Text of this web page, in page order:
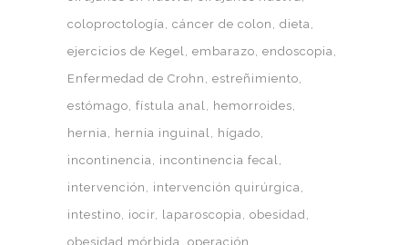
coloproctología cáncer de colon
dieta
ejercicios de Kegel embarazo endoscopia
Enfermedad de Crohn
estreñimiento
estómago fístula anal
hemorroides
hernia
hernia inguinal
hígado
incontinencia
incontinencia fecal
intervención
intervención quirúrgica
intestino
iocir laparoscopia obesidad
obesidad mórbida operación